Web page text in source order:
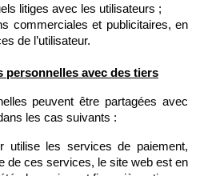
litiges avec les utilisateurs ;
commerciales et publicitaires, en
de l’utilisateur.
personnelles avec des tiers
peuvent être partagées avec
les cas suivants :
utilise les services de paiement,
de ces services, le site web est en